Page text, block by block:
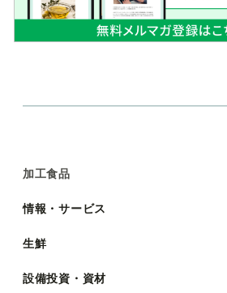
加工食品
情報・サービス
生鮮
設備投資・資材